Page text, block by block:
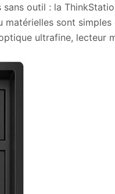
outil : la
matérielles sont
ultrafine,